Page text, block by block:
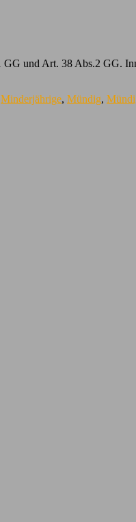
GG und Art. 38 Abs.2 GG.
Minderjährige, Mündig,